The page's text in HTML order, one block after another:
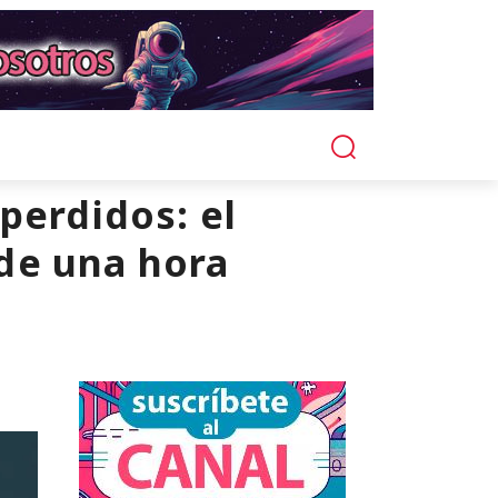
el
una hora